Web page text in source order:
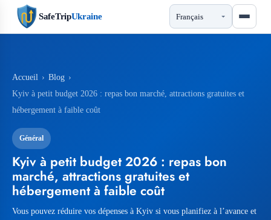
SafeTripUkraine
Accueil › Blog ›
Kyiv à petit budget 2026 : repas bon marché, attractions gratuites et
hébergement à faible coût
Général
Kyiv à petit budget 2026 : repas bon
marché, attractions gratuites et
hébergement à faible coût
Vous pouvez réduire vos dépenses à Kyiv si vous planifiez à l’avance et